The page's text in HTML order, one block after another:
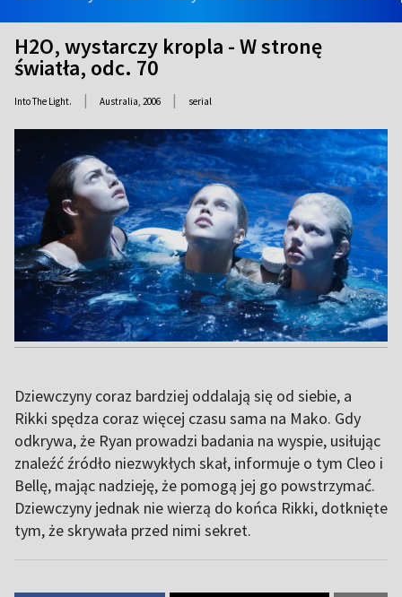
H2O, wystarczy kropla - W stronę
światła, odc. 70
Into The Light. | Australia, 2006 | serial
Dziewczyny coraz bardziej oddalają się od siebie, a
Rikki spędza coraz więcej czasu sama na Mako. Gdy
odkrywa, że Ryan prowadzi badania na wyspie, usiłując
znaleźć źródło niezwykłych skał, informuje o tym Cleo i
Bellę, mając nadzieję, że pomogą jej go powstrzymać.
Dziewczyny jednak nie wierzą do końca Rikki, dotknięte
tym, że skrywała przed nimi sekret.